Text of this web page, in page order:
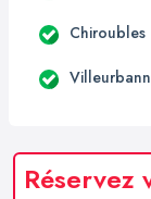
Chiroubles
Réservez